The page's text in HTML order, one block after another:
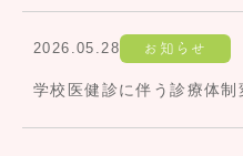
2026.05.28 お知らせ